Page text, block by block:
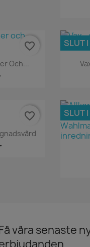
Och...
favorite_border
SLUT
favorite_border SLUT
våra senaste